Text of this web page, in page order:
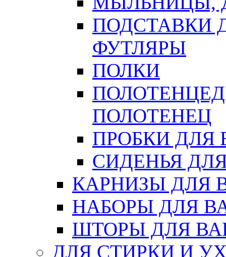
ПОДСТАВКИ
ФУТЛЯРЫ
ПОЛКИ
ПОЛОТЕНЕЦ
ПРОБКИ ДЛЯ
СИДЕНЬЯ
КАРНИЗЫ ДЛЯ
НАБОРЫ ДЛЯ
ШТОРЫ ДЛЯ
ДЛЯ СТИРКИ И